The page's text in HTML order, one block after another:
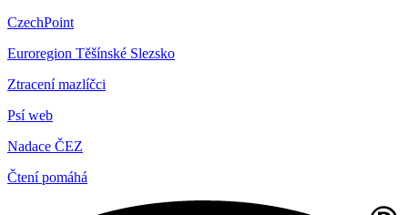
CzechPoint
Euroregion Těšínské Slezsko
Ztracení mazlíčci
Psí web
Nadace ČEZ
Čtení pomáhá